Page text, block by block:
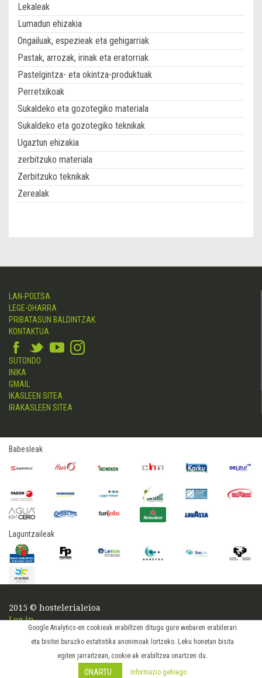
Google Analytics-en cookieak erabiltzen ditugu gure webaren erabilerari
eta bisitei buruzko estatistika anonimoak lortzeko. Leku honetan bisita
egiten jarraitzean, cookie-ak erabiltzea onartzen du.
ONARTU Informazio gehiago
Lekaleak
Lumadun ehizakia
Ongailuak, espezieak eta gehigarriak
Pastak, arrozak, irinak eta eratorriak
Pastelgintza- eta okintza-produktuak
Perretxikoak
Sukaldeko eta gozotegiko materiala
Sukaldeko eta gozotegiko teknikak
Ugaztun ehizakia
zerbitzuko materiala
Zerbitzuko teknikak
Zerealak
LAN-POLTSA
LEGE-OHARRA
PRIBATASUN BALDINTZAK
KONTAKTUA
SUTONDO
INIKA
GMAIL
IKASLEEN SITEA
IRAKASLEEN SITEA
Babesleak
Laguntzaileak
2015 © hostelerialeioa
Log in